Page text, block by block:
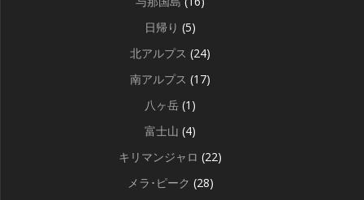
日帰り (5)
北アルプス (24)
南アルプス (17)
八ヶ岳 (1)
富士山 (4)
キリマンジャロ (22)
メラ･ピーク (28)